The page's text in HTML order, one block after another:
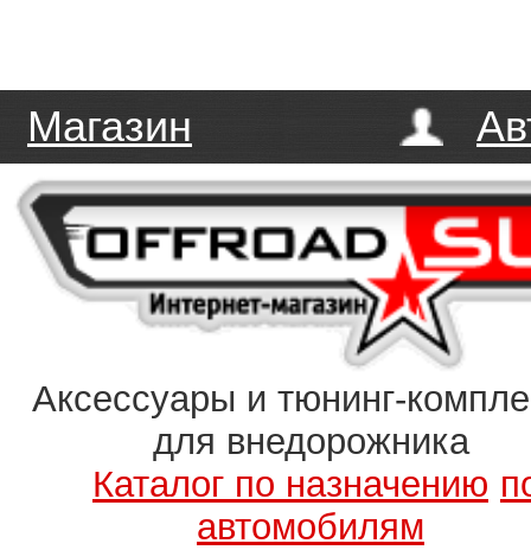
Магазин
Аксессуары и тюнинг-
для внедорожника
Каталог по назначению
автомобилям